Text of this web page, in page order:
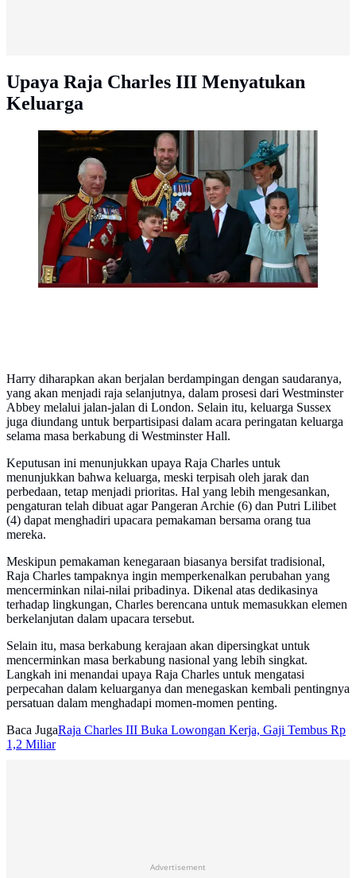
Upaya Raja Charles III Menyatukan
Keluarga
(Dari kiri ke kanan) Raja Charles III, Pangeran William,
Pangeran Louis, Pangeran George, Kate Middleton,
dan Putri Charlotte berpose di balkon Istana
Buckingham setelah menghadiri Trooping the Colour di
London pada 14 Juni 2025. (Ben STANSALL/AFP)
Harry diharapkan akan berjalan berdampingan dengan saudaranya,
yang akan menjadi raja selanjutnya, dalam prosesi dari Westminster
Abbey melalui jalan-jalan di London. Selain itu, keluarga Sussex
juga diundang untuk berpartisipasi dalam acara peringatan keluarga
selama masa berkabung di Westminster Hall.
Keputusan ini menunjukkan upaya Raja Charles untuk
menunjukkan bahwa keluarga, meski terpisah oleh jarak dan
perbedaan, tetap menjadi prioritas. Hal yang lebih mengesankan,
pengaturan telah dibuat agar Pangeran Archie (6) dan Putri Lilibet
(4) dapat menghadiri upacara pemakaman bersama orang tua
mereka.
Meskipun pemakaman kenegaraan biasanya bersifat tradisional,
Raja Charles tampaknya ingin memperkenalkan perubahan yang
mencerminkan nilai-nilai pribadinya. Dikenal atas dedikasinya
terhadap lingkungan, Charles berencana untuk memasukkan elemen
berkelanjutan dalam upacara tersebut.
Selain itu, masa berkabung kerajaan akan dipersingkat untuk
mencerminkan masa berkabung nasional yang lebih singkat.
Langkah ini menandai upaya Raja Charles untuk mengatasi
perpecahan dalam keluarganya dan menegaskan kembali pentingnya
persatuan dalam menghadapi momen-momen penting.
Baca JugaRaja Charles III Buka Lowongan Kerja, Gaji Tembus Rp
1,2 Miliar
Advertisement